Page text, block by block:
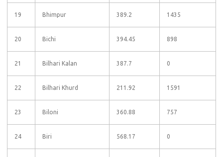
19 Bhimpur 389.2 1435
20 Bichi 394.45 898
21 Bilhari Kalan 387.7 0
22 Bilhari Khurd 211.92 1591
23 Biloni 360.88 757
24 Biri 568.17 0